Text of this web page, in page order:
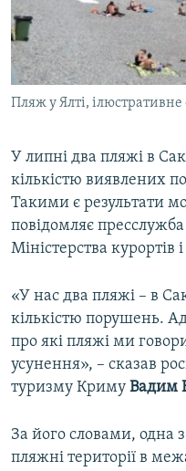
ДЕПОРТАЦІЯ
ВІДЕОУРОКИ «ELIFBE»
СВІДЧЕННЯ ОКУПАЦІЇ
УКРАЇНСЬКА ПРОБЛЕМА
ЯК ОБІЙТИ
Русский
Qırımtatar
Усі сайти RFE/RL
Пляж у Ялті, ілюстративне
У липні два пляжі в
кількістю виявлених
Такими є результати
повідомляє
Міністерства курортів
«У нас два пляжі – в
кількістю порушень.
про які пляжі ми
усунення», – сказав
туризму Криму Вадим
За його словами, одна
пляжні території в